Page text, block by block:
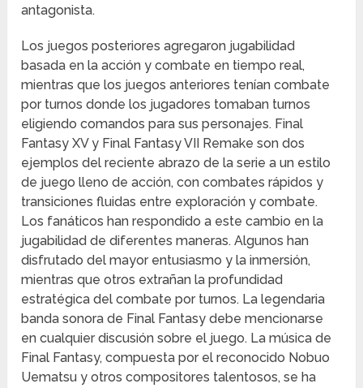
antagonista.
Los juegos posteriores agregaron jugabilidad
basada en la acción y combate en tiempo real,
mientras que los juegos anteriores tenían combate
por turnos donde los jugadores tomaban turnos
eligiendo comandos para sus personajes. Final
Fantasy XV y Final Fantasy VII Remake son dos
ejemplos del reciente abrazo de la serie a un estilo
de juego lleno de acción, con combates rápidos y
transiciones fluidas entre exploración y combate.
Los fanáticos han respondido a este cambio en la
jugabilidad de diferentes maneras. Algunos han
disfrutado del mayor entusiasmo y la inmersión,
mientras que otros extrañan la profundidad
estratégica del combate por turnos. La legendaria
banda sonora de Final Fantasy debe mencionarse
en cualquier discusión sobre el juego. La música de
Final Fantasy, compuesta por el reconocido Nobuo
Uematsu y otros compositores talentosos, se ha